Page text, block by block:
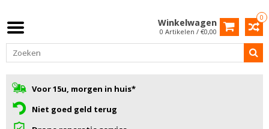
0
Winkelwagen
0 Artikelen / €0,00
Voor 15u, morgen in huis*
Niet goed geld terug